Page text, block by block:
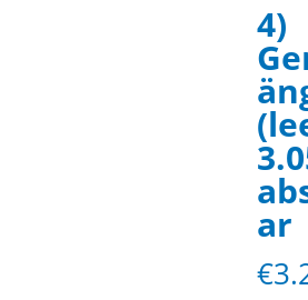
4)
ar
€